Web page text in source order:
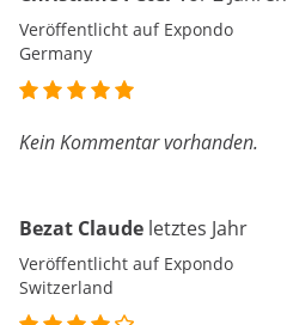
Veröffentlicht auf Expondo
Germany
Kein Kommentar vorhanden.
Bezat Claude letztes Jahr
Veröffentlicht auf Expondo
Switzerland